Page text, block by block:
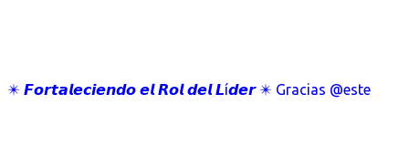
✴️ 𝙁𝙤𝙧𝙩𝙖𝙡𝙚𝙘𝙞𝙚𝙣𝙙𝙤 𝙚𝙡 𝙍𝙤𝙡 𝙙𝙚𝙡 𝙇í𝙙𝙚𝙧 ✴️ Gracias @este